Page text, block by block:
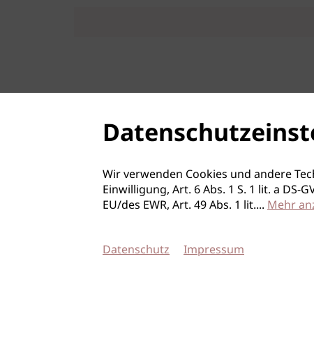
Wir verwenden Cookies und andere
Einwilligung, Art. 6 Abs. 1 S. 1 lit. a DS-
EU/des EWR, Art. 49 Abs. 1 lit.... Mehr
Datenschutz Impressum